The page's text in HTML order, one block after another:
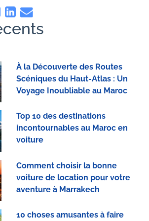
À la Découverte des Routes
Scéniques du Haut-Atlas : Un
Voyage Inoubliable au Maroc
Top 10 des destinations
incontournables au Maroc en
voiture
Comment choisir la bonne
voiture de location pour votre
aventure à Marrakech
10 choses amusantes à faire